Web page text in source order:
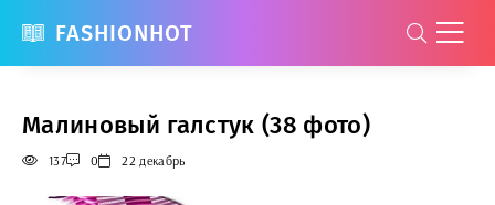
FASHIONHOT
Малиновый галстук (38 фото)
137 0 22 декабрь